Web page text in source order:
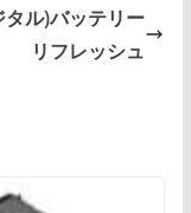
ル)バッテリー
リフレッシュ